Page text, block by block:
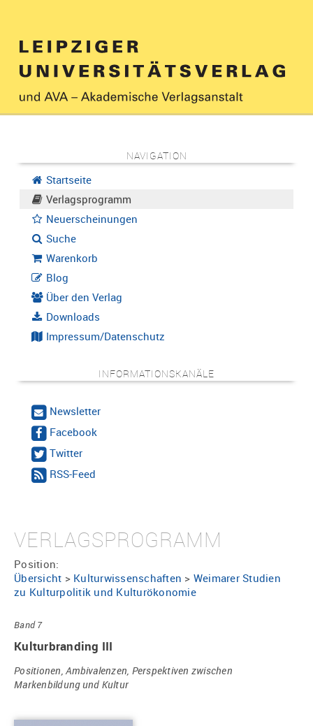
NAVIGATION
Startseite
Verlagsprogramm
Neuerscheinungen
Suche
Warenkorb
Blog
Über den Verlag
Downloads
Impressum/Datenschutz
INFORMATIONSKANÄLE
Newsletter
Facebook
Twitter
RSS-Feed
VERLAGSPROGRAMM
Position:
Übersicht > Kulturwissenschaften > Weimarer Studien
zu Kulturpolitik und Kulturökonomie
Band 7
Kulturbranding III
Positionen, Ambivalenzen, Perspektiven zwischen
Markenbildung und Kultur